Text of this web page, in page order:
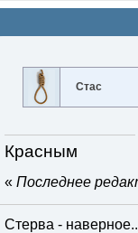
Стас
Красным
« Последнее
Стерва -